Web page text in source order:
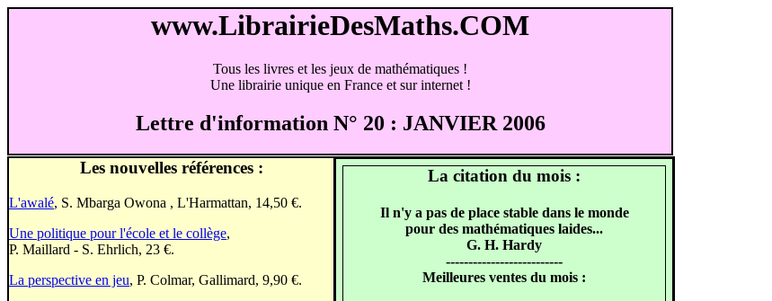
www.LibrairieDesMaths.COM
Tous les livres et les jeux de mathématiques !
Une librairie unique en France et sur internet !
Lettre d'information N° 20 : JANVIER 2006
Les nouvelles références :
L'awalé, S. Mbarga Owona , L'Harmattan, 14,50 €.
Une politique pour l'école et le collège,
P. Maillard - S. Ehrlich, 23 €.
La perspective en jeu, P. Colmar, Gallimard, 9,90 €.
La citation du mois :
Il n'y a pas de place stable dans le monde
pour des mathématiques laides...
G. H. Hardy
--------------------------
Meilleures ventes du mois :